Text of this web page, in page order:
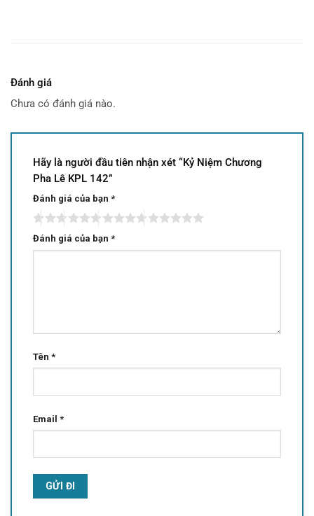
Đánh giá
Chưa có đánh giá nào.
Hãy là người đầu tiên nhận xét “Kỷ Niệm Chương
Pha Lê KPL 142”
Đánh giá của bạn *
Đánh giá của bạn *
Tên *
Email *